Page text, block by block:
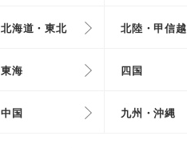
北海道・東北 北陸・甲信越
東海 四国
中国 九州・沖縄